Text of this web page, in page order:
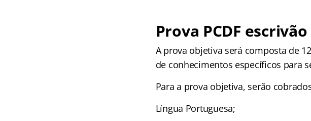
Prova PCDF
A prova objetiva será composta de
de conhecimentos específicos para
Para a prova objetiva, serão
Língua Portuguesa;